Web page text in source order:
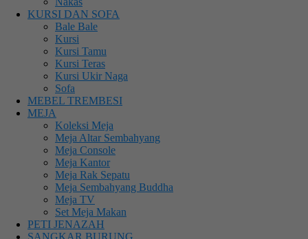
KURSI DAN SOFA
Bale Bale
Kursi
Kursi Tamu
Kursi Teras
Kursi Ukir Naga
Sofa
MEBEL TREMBESI
MEJA
Koleksi Meja
Meja Altar Sembahyang
Meja Console
Meja Kantor
Meja Rak Sepatu
Meja Sembahyang Buddha
Meja TV
Set Meja Makan
PETI JENAZAH
SANGKAR BURUNG